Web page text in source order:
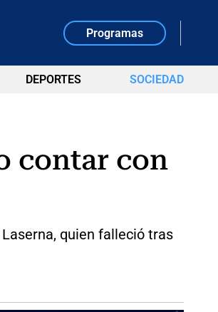
Programas
DEPORTES SOCIEDAD
contar con
quien falleció tras